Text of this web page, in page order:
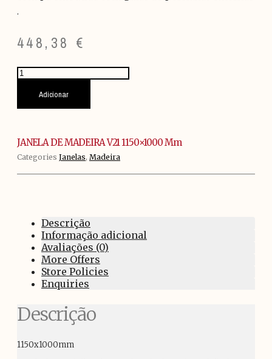
.
448,38 €
Quantidade
JANELA
1150x1000
mm
Adicionar
JANELA DE MADEIRA V21 1150×1000 Mm
Categories Janelas, Madeira
Descrição
Informação adicional
Avaliações (0)
More Offers
Store Policies
Enquiries
Descrição
1150x1000mm